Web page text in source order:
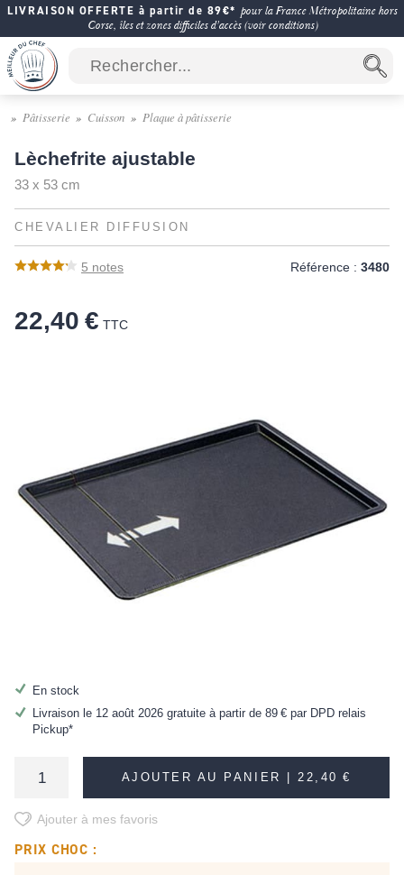
LIVRAISON OFFERTE à partir de 89€* pour la France Métropolitaine hors
Corse, îles et zones difficiles d'accès (voir conditions)
Pâtisserie Cuisson Plaque à pâtisserie
Lèchefrite ajustable
33 x 53 cm
CHEVALIER DIFFUSION
5 notes Référence : 3480
22,40 € TTC
En stock
Livraison le 12 août 2026 gratuite à partir de 89 €par DPD relais
Pickup*
AJOUTER AU PANIER |22,40 €
Ajouter à mes favoris
PRIX CHOC :